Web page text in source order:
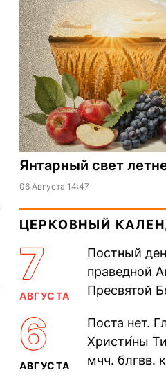
Янтарный свет
06 Августа 14:47
ЦЕРКОВНЫЙ
7
АВГУСТА
Постный
праведной
Пресвятой
прп.
6
АВГУСТА
Поста нет.
Христи́ны
мчч. блгвв.